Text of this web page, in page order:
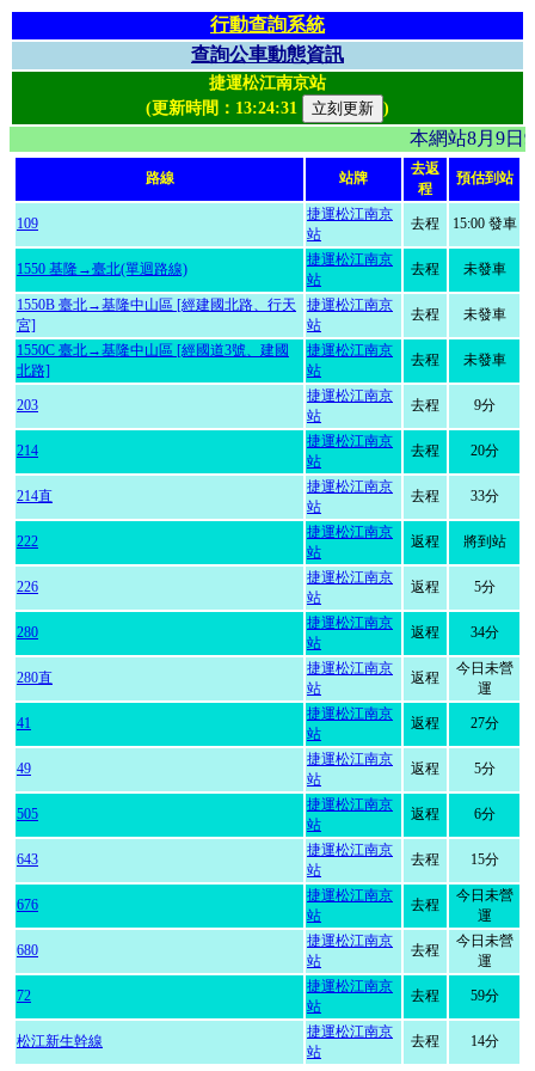
行動查詢系統
查詢公車動態資訊
捷運松江南京站
(更新時間： 13:24:31 )
本網站8月9
路線 站牌
去返
程
預估到站
109
捷運松江南京
站
去程 15:00 發車
1550 基隆→臺北(單迴路線)
捷運松江南京
站
去程 未發車
1550B 臺北→基隆中山區 [經建國北路、行天
宮]
捷運松江南京
站
去程 未發車
1550C 臺北→基隆中山區 [經國道3號、建國
北路]
捷運松江南京
站
去程 未發車
203
捷運松江南京
站
去程 9分
214
捷運松江南京
站
去程 20分
214直
捷運松江南京
站
去程 33分
222
捷運松江南京
站
返程 將到站
226
捷運松江南京
站
返程 5分
280
捷運松江南京
站
返程 34分
280直
捷運松江南京
站
返程
今日未營
運
41
捷運松江南京
站
返程 27分
49
捷運松江南京
站
返程 5分
505
捷運松江南京
站
返程 6分
643
捷運松江南京
站
去程 15分
676
捷運松江南京
站
去程
今日未營
運
680
捷運松江南京
站
去程
今日未營
運
72
捷運松江南京
站
去程 59分
松江新生幹線
捷運松江南京
站
去程 14分